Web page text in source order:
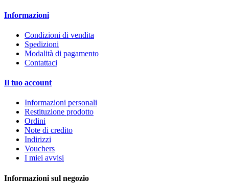
Informazioni
Condizioni di vendita
Spedizioni
Modalità di pagamento
Contattaci
Il tuo account
Informazioni personali
Restituzione prodotto
Ordini
Note di credito
Indirizzi
Vouchers
I miei avvisi
Informazioni sul negozio